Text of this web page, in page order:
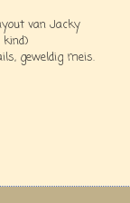
van Jacky
geweldig meis.